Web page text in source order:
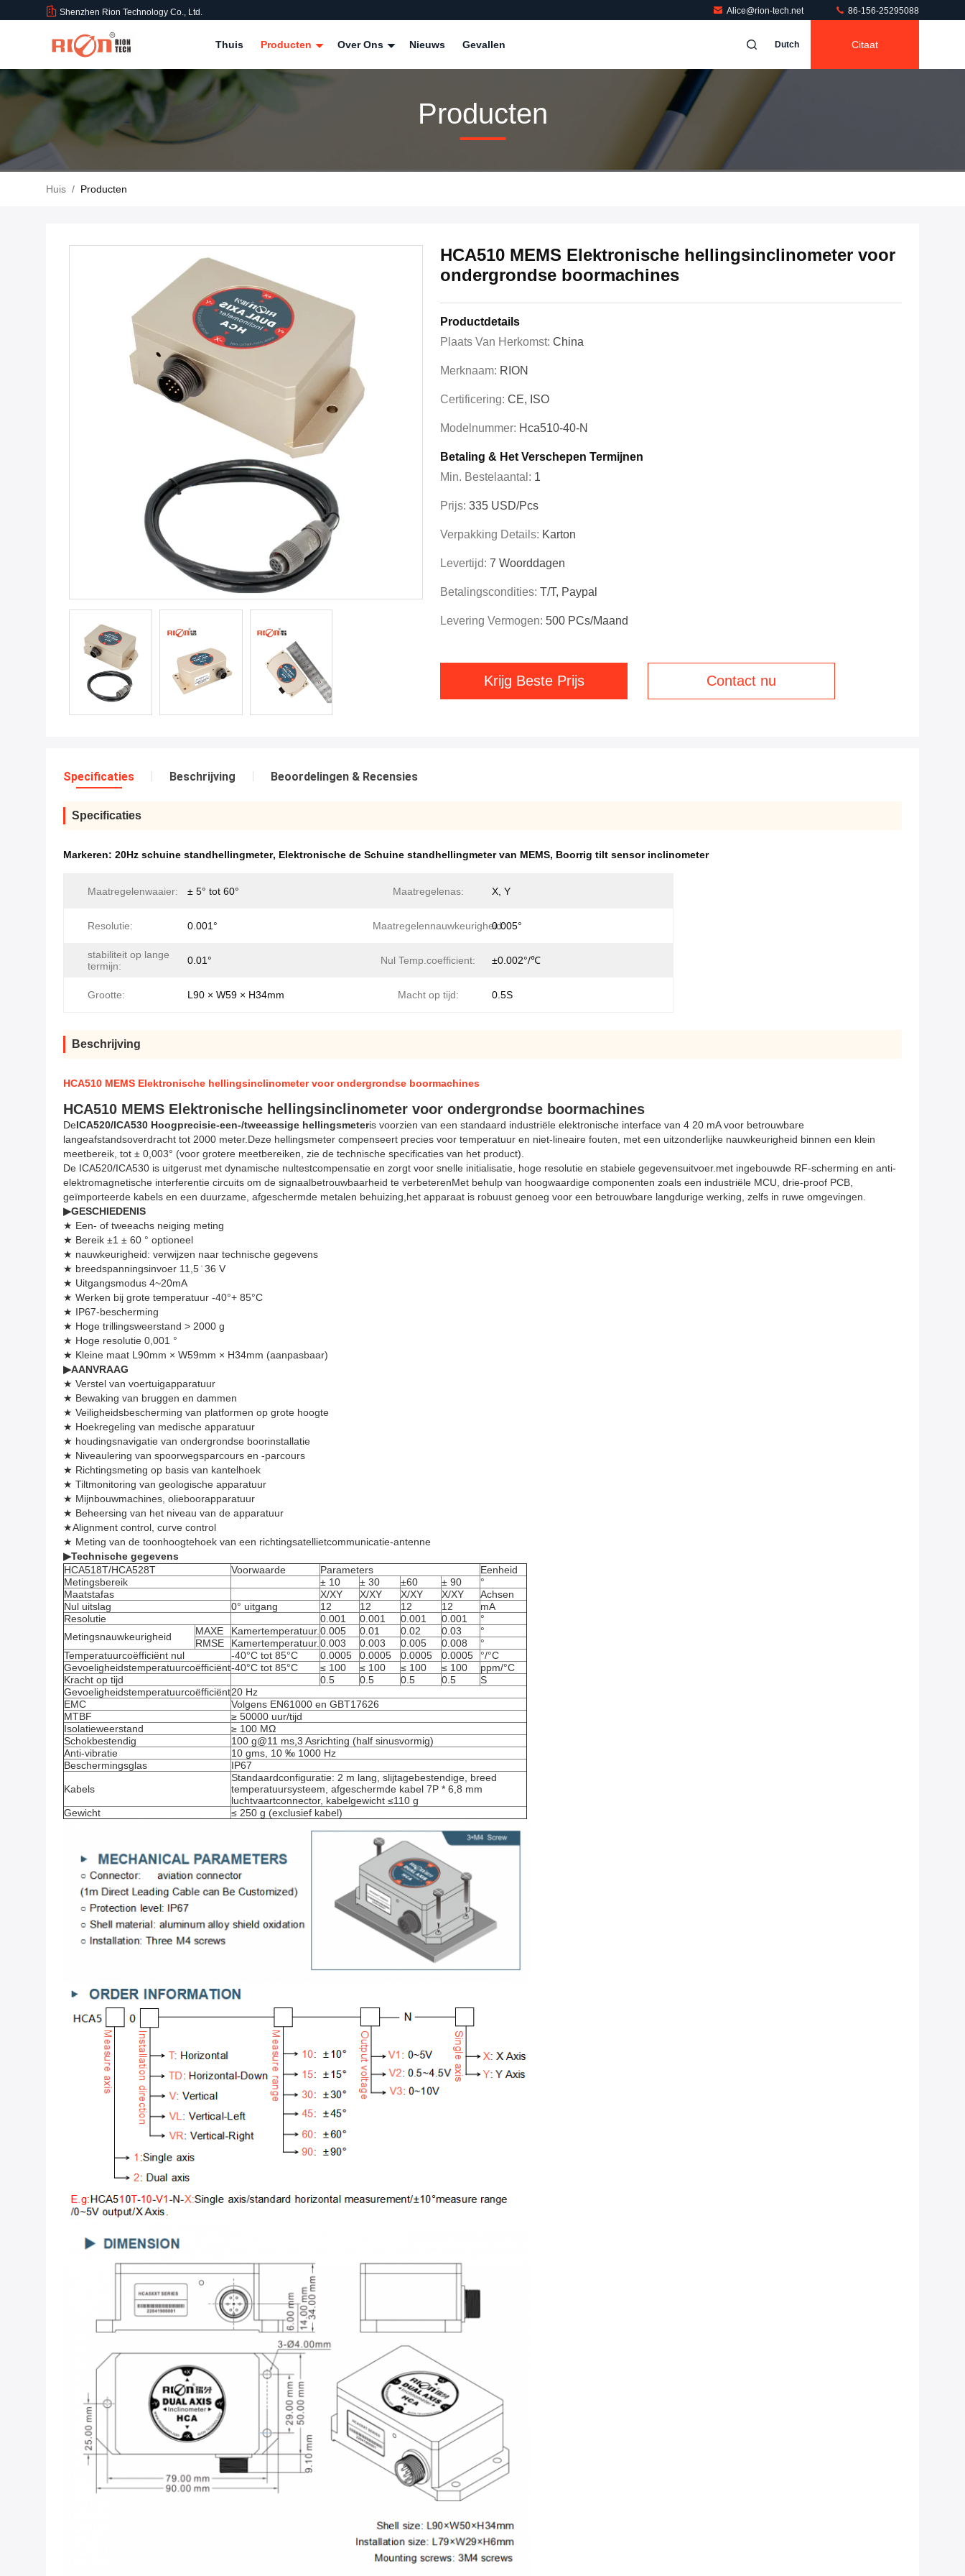
Shenzhen Rion Technology Co., Ltd. Alice@rion-tech.net 86-156-25295088
Thuis Producten Over Ons Nieuws Gevallen Dutch Citaat
Producten
Huis / Producten
HCA510 MEMS Elektronische hellingsinclinometer voor
ondergrondse boormachines
Productdetails
Plaats Van Herkomst: China
Merknaam: RION
Certificering: CE, ISO
Modelnummer: Hca510-40-N
Betaling & Het Verschepen Termijnen
Min. Bestelaantal: 1
Prijs: 335 USD/pcs
Verpakking Details: Karton
Levertijd: 7 Woorddagen
Betalingscondities: T/T, Paypal
Levering Vermogen: 500 PCs/maand
Krijg Beste Prijs Contact nu
Specificaties Beschrijving Beoordelingen & Recensies
Specificaties
Markeren: 20Hz schuine standhellingmeter, Elektronische de Schuine standhellingmeter van MEMS, Boorrig tilt sensor inclinometer
Maatregelenwaaier: ± 5° tot 60° Maatregelenas: X, Y
Resolutie: 0.001° Maatregelennauwkeurigheid:0.005°
stabiliteit op lange
termijn:
0.01° Nul Temp.coefficient: ±0.002°/℃
Grootte: L90 × W59 × H34mm Macht op tijd: 0.5S
Beschrijving
HCA510 MEMS Elektronische hellingsinclinometer voor ondergrondse boormachines
HCA510 MEMS Elektronische hellingsinclinometer voor ondergrondse boormachines
DeICA520/ICA530 Hoogprecisie-een-/tweeassige hellingsmeteris voorzien van een standaard industriële elektronische interface van 4 20 mA voor betrouwbare
langeafstandsoverdracht tot 2000 meter.Deze hellingsmeter compenseert precies voor temperatuur en niet-lineaire fouten, met een uitzonderlijke nauwkeurigheid binnen een klein
meetbereik, tot ± 0,003° (voor grotere meetbereiken, zie de technische specificaties van het product).
De ICA520/ICA530 is uitgerust met dynamische nultestcompensatie en zorgt voor snelle initialisatie, hoge resolutie en stabiele gegevensuitvoer.met ingebouwde RF-scherming en anti-
elektromagnetische interferentie circuits om de signaalbetrouwbaarheid te verbeterenMet behulp van hoogwaardige componenten zoals een industriële MCU, drie-proof PCB,
geïmporteerde kabels en een duurzame, afgeschermde metalen behuizing,het apparaat is robuust genoeg voor een betrouwbare langdurige werking, zelfs in ruwe omgevingen.
▶GESCHIEDENIS
★ Een- of tweeachs neiging meting
★ Bereik ±1 ± 60 ° optioneel
★ nauwkeurigheid: verwijzen naar technische gegevens
★ breedspanningsinvoer 11,5 ̇ 36 V
★ Uitgangsmodus 4~20mA
★ Werken bij grote temperatuur -40°+ 85°C
★ IP67-bescherming
★ Hoge trillingsweerstand > 2000 g
★ Hoge resolutie 0,001 °
★ Kleine maat L90mm × W59mm × H34mm (aanpasbaar)
▶AANVRAAG
★ Verstel van voertuigapparatuur
★ Bewaking van bruggen en dammen
★ Veiligheidsbescherming van platformen op grote hoogte
★ Hoekregeling van medische apparatuur
★ houdingsnavigatie van ondergrondse boorinstallatie
★ Niveaulering van spoorwegsparcours en -parcours
★ Richtingsmeting op basis van kantelhoek
★ Tiltmonitoring van geologische apparatuur
★ Mijnbouwmachines, olieboorapparatuur
★ Beheersing van het niveau van de apparatuur
★Alignment control, curve control
★ Meting van de toonhoogtehoek van een richtingsatellietcommunicatie-antenne
▶Technische gegevens
HCA518T/HCA528T
Voorwaarde Parameters
Eenheid
Metingsbereik
± 10 ± 30 ±60 ± 90
°
Maatstafas
X/XY X/XY X/XY X/XY
Achsen
Nul uitslag
0° uitgang 12 12 12 12
mA
Resolutie
0.001 0.001 0.001 0.001
°
Metingsnauwkeurigheid
MAXE Kamertemperatuur. 0.005 0.01 0.02 0.03
°
RMSE
Kamertemperatuur. 0.003 0.003 0.005 0.008
°
Temperatuurcoëfficiënt nul
-40°C tot 85°C 0.0005 0.0005 0.0005 0.0005
°/°C
Gevoeligheidstemperatuurcoëfficiënt-40°C tot 85°C ≤ 100 ≤ 100 ≤ 100 ≤ 100
ppm/°C
Kracht op tijd
0.5 0.5 0.5 0.5
S
Gevoeligheidstemperatuurcoëfficiënt20 Hz
EMC
Volgens EN61000 en GBT17626
MTBF
≥ 50000 uur/tijd
Isolatieweerstand
≥ 100 MΩ
Schokbestendig
100 g@11 ms,3 Asrichting (half sinusvormig)
Anti-vibratie
10 gms, 10 ‰ 1000 Hz
Beschermingsglas
IP67
Kabels
Standaardconfiguratie: 2 m lang, slijtagebestendige, breed
temperatuursysteem, afgeschermde kabel 7P * 6,8 mm
luchtvaartconnector, kabelgewicht ≤110 g
Gewicht
≤ 250 g (exclusief kabel)